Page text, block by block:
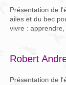
Présentation de
ailes et du bec
vivre : apprendre,
Robert
Présentation de